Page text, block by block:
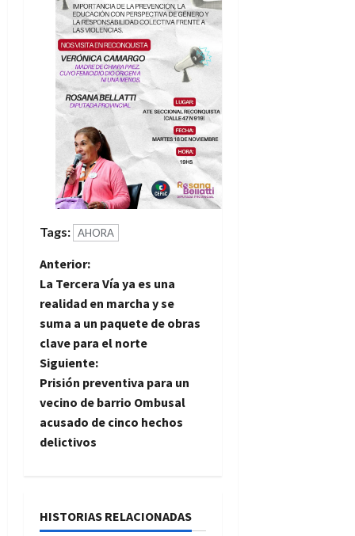
Tags: AHORA
N
a
v
e
g
a
Anterior:
La Tercera Vía ya es una
realidad en marcha y se
suma a un paquete de obras
clave para el norte
Siguiente:
Prisión preventiva para un
vecino de barrio Ombusal
acusado de cinco hechos
delictivos
HISTORIAS RELACIONADAS